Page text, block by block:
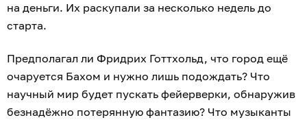
на деньги. Их раскупали за несколько недель до
старта.
Предполагал ли Фридрих Готтхольд, что город ещё
очаруется Бахом и нужно лишь подождать? Что
научный мир будет пускать фейерверки, обнаружив
безнадёжно потерянную фантазию? Что музыканты